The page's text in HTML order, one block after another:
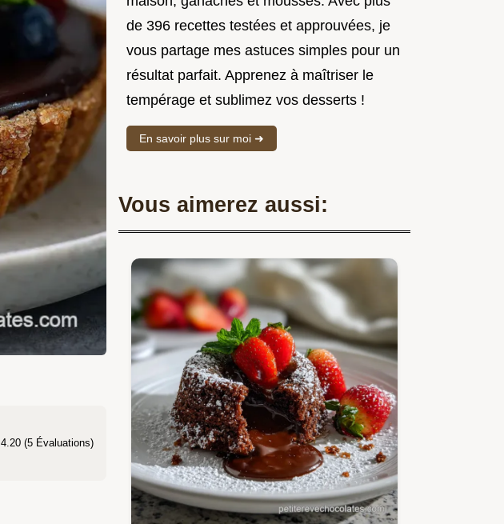
4.20 (5 Évaluations)
de 396 recettes testées et approuvées, je
vous partage mes astuces simples pour un
résultat parfait. Apprenez à maîtriser le
tempérage et sublimez vos desserts !
En savoir plus sur moi ➜
Vous aimerez aussi: